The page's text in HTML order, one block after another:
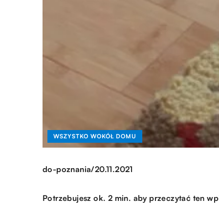
WSZYSTKO WOKÓŁ DOMU
do-poznania/20.11.2021
Potrzebujesz ok. 2 min. aby przeczytać ten